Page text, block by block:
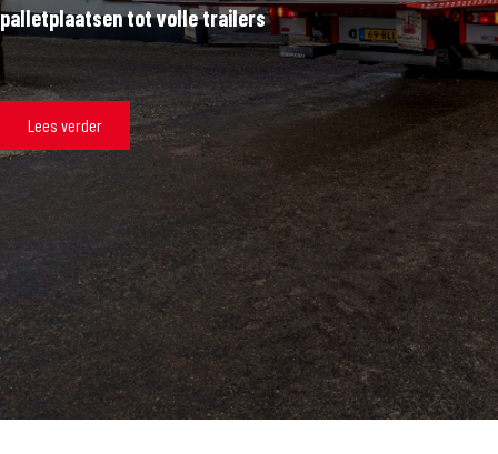
palletplaatsen tot volle trailers
Lees verder